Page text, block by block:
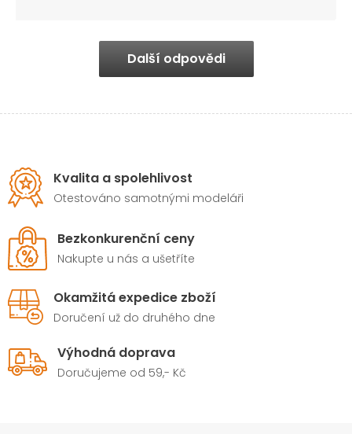
Další odpovědi
Kvalita a spolehlivost
Otestováno samotnými modeláři
Bezkonkurenční ceny
Nakupte u nás a ušetříte
Okamžitá expedice zboží
Doručení už do druhého dne
Výhodná doprava
Doručujeme od 59,- Kč